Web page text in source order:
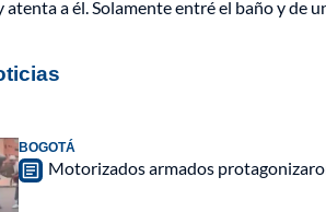
atenta a él. Solamente entré el baño y de
BOGOTÁ
Motorizados armados